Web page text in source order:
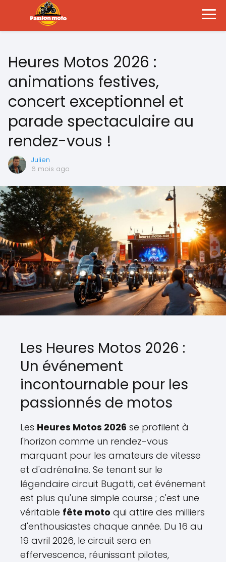
Heures Motos 2026 :
animations festives,
concert exceptionnel et
parade spectaculaire au
rendez-vous !
Julien
6 mois ago
Les Heures Motos 2026 :
Un événement
incontournable pour les
passionnés de motos
Les Heures Motos 2026 se profilent à
l'horizon comme un rendez-vous
marquant pour les amateurs de vitesse
et d'adrénaline. Se tenant sur le
légendaire circuit Bugatti, cet événement
est plus qu'une simple course ; c'est une
véritable fête moto qui attire des milliers
d'enthousiastes chaque année. Du 16 au
19 avril 2026, le circuit sera en
effervescence, réunissant pilotes,